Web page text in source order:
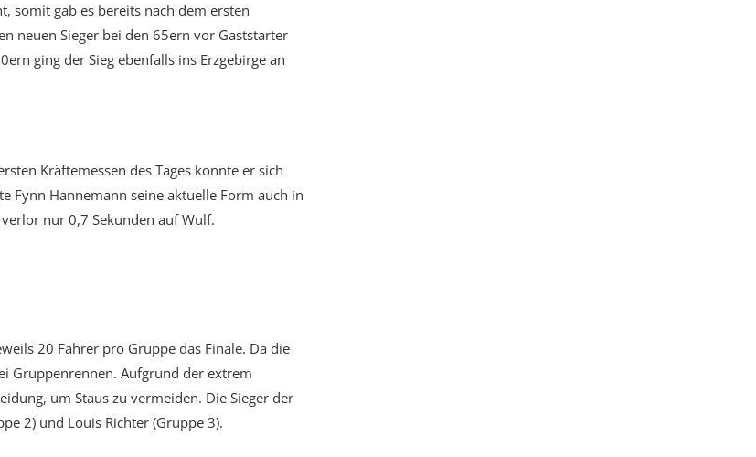
somit gab es bereits nach dem ersten
neuen Sieger bei den 65ern vor Gaststarter
ging der Sieg ebenfalls ins Erzgebirge an
Kräftemessen des Tages konnte er sich
Fynn Hannemann seine aktuelle Form auch in
nur 0,7 Sekunden auf Wulf.
20 Fahrer pro Gruppe das Finale. Da die
Gruppenrennen. Aufgrund der extrem
um Staus zu vermeiden. Die Sieger der
2) und Louis Richter (Gruppe 3).